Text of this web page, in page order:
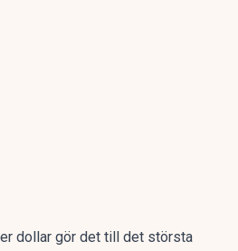
dollar gör det till det största